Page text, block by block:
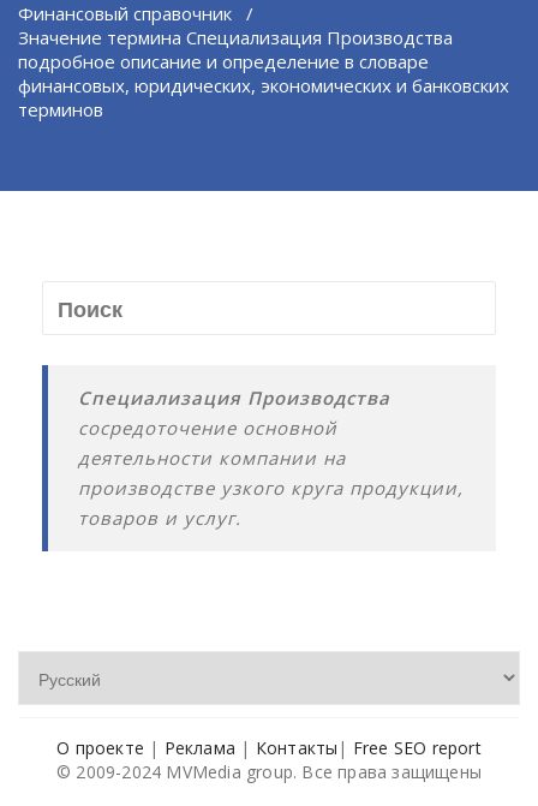
Финансовый справочник /
Значение термина Специализация Производства
подробное описание и определение в словаре
финансовых, юридических, экономических и банковских
терминов
Специализация Производства
сосредоточение основной
деятельности компании на
производстве узкого круга продукции,
товаров и услуг.
О проекте | Реклама | Контакты | Free SEO report
© 2009-2024 MVMedia group. Все права защищены